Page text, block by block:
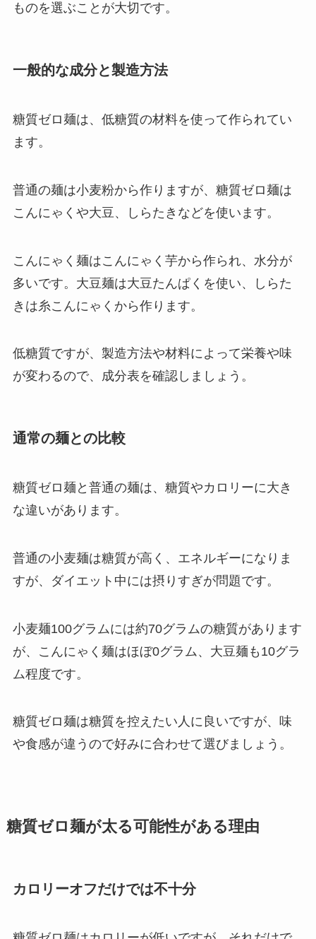
ものを選ぶことが大切です。
一般的な成分と製造方法
糖質ゼロ麺は、低糖質の材料を使って作られてい
ます。
普通の麺は小麦粉から作りますが、糖質ゼロ麺は
こんにゃくや大豆、しらたきなどを使います。
こんにゃく麺はこんにゃく芋から作られ、水分が
多いです。大豆麺は大豆たんぱくを使い、しらた
きは糸こんにゃくから作ります。
低糖質ですが、製造方法や材料によって栄養や味
が変わるので、成分表を確認しましょう。
通常の麺との比較
糖質ゼロ麺と普通の麺は、糖質やカロリーに大き
な違いがあります。
普通の小麦麺は糖質が高く、エネルギーになりま
すが、ダイエット中には摂りすぎが問題です。
小麦麺100グラムには約70グラムの糖質があります
が、こんにゃく麺はほぼ0グラム、大豆麺も10グラ
ム程度です。
糖質ゼロ麺は糖質を控えたい人に良いですが、味
や食感が違うので好みに合わせて選びましょう。
糖質ゼロ麺が太る可能性がある理由
カロリーオフだけでは不十分